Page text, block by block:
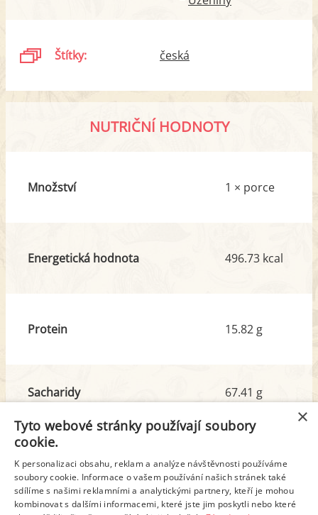
Štítky: česká
NUTRIČNÍ HODNOTY
Množství 1 × porce
Energetická hodnota 496.73 kcal
Protein 15.82 g
Sacharidy
z toho cukr
67.41 g
5.12 g
Tuk
z toho nas. mastné kyseliny
15.36 g
5.41 g
×
Tyto webové stránky používají soubory
cookie.
K personalizaci obsahu, reklam a analýze návštěvnosti používáme
soubory cookie. Informace o vašem používání našich stránek také
sdílíme s našimi reklamními a analytickými partnery, kteří je mohou
kombinovat s dalšími informacemi, které jste jim poskytli nebo které